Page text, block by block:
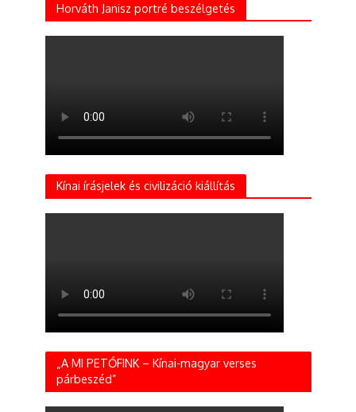
Horváth Janisz portré beszélgetés
Kínai írásjelek és civilizáció kiállítás
„A MI PETŐFINK – Kínai-magyar verses
párbeszéd”